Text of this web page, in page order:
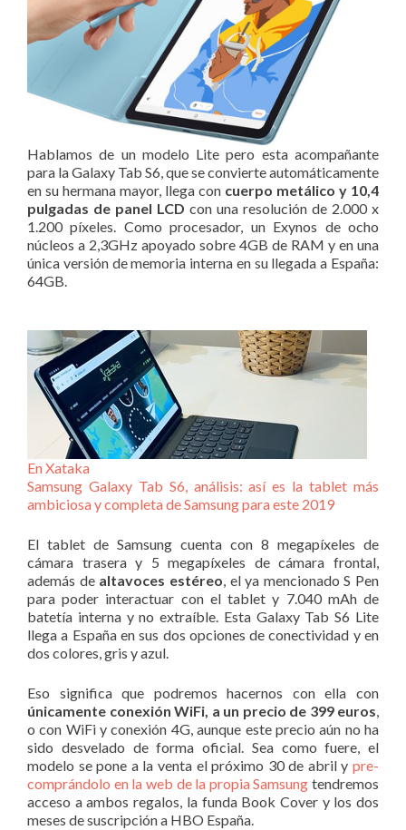
Hablamos de un modelo Lite pero esta acompañante
para la Galaxy Tab S6, que se convierte automáticamente
en su hermana mayor, llega con cuerpo metálico y 10,4
pulgadas de panel LCD con una resolución de 2.000 x
1.200 píxeles. Como procesador, un Exynos de ocho
núcleos a 2,3GHz apoyado sobre 4GB de RAM y en una
única versión de memoria interna en su llegada a España:
64GB.
En Xataka
Samsung Galaxy Tab S6, análisis: así es la tablet más
ambiciosa y completa de Samsung para este 2019
El tablet de Samsung cuenta con 8 megapíxeles de
cámara trasera y 5 megapíxeles de cámara frontal,
además de altavoces estéreo, el ya mencionado S Pen
para poder interactuar con el tablet y 7.040 mAh de
batetía interna y no extraíble. Esta Galaxy Tab S6 Lite
llega a España en sus dos opciones de conectividad y en
dos colores, gris y azul.
Eso significa que podremos hacernos con ella con
únicamente conexión WiFi, a un precio de 399 euros,
o con WiFi y conexión 4G, aunque este precio aún no ha
sido desvelado de forma oficial. Sea como fuere, el
modelo se pone a la venta el próximo 30 de abril y pre-
comprándolo en la web de la propia Samsung tendremos
acceso a ambos regalos, la funda Book Cover y los dos
meses de suscripción a HBO España.